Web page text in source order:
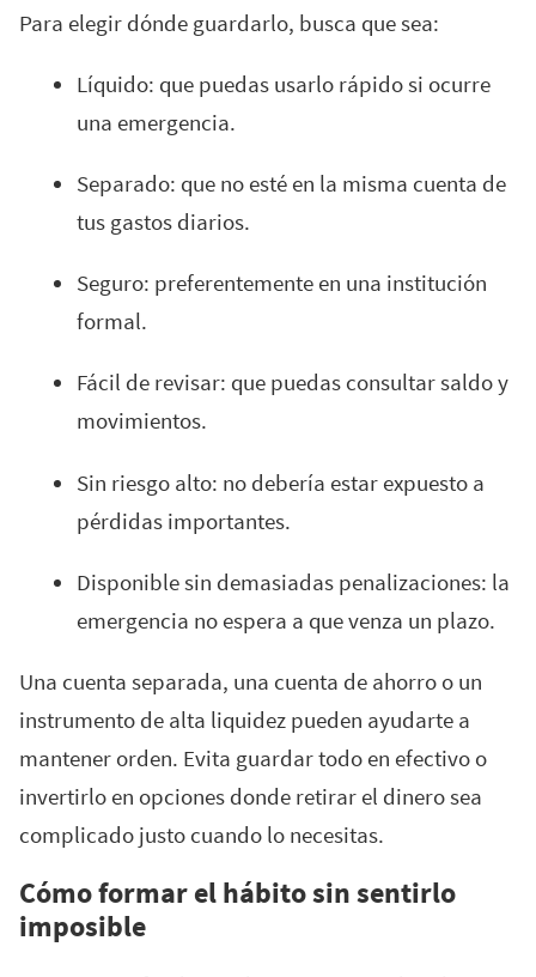
Para elegir dónde guardarlo, busca que sea:
Líquido: que puedas usarlo rápido si ocurre
una emergencia.
Separado: que no esté en la misma cuenta de
tus gastos diarios.
Seguro: preferentemente en una institución
formal.
Fácil de revisar: que puedas consultar saldo y
movimientos.
Sin riesgo alto: no debería estar expuesto a
pérdidas importantes.
Disponible sin demasiadas penalizaciones: la
emergencia no espera a que venza un plazo.
Una cuenta separada, una cuenta de ahorro o un
instrumento de alta liquidez pueden ayudarte a
mantener orden. Evita guardar todo en efectivo o
invertirlo en opciones donde retirar el dinero sea
complicado justo cuando lo necesitas.
Cómo formar el hábito sin sentirlo
imposible